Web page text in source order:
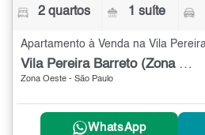
2 quartos 1 suíte
Vila Pereira Barreto (Zona Oeste)
Zona Oeste - São Paulo
WhatsApp